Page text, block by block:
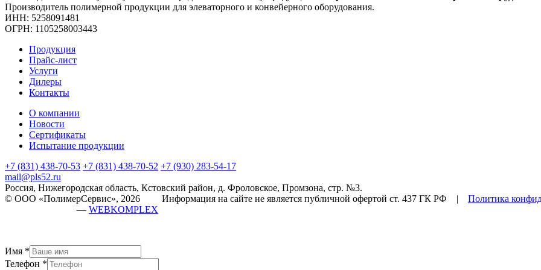
Производитель полимерной продукции для элеваторного и конвейерного оборудования.
ИНН: 5258091481
ОГРН: 1105258003443
Продукция
Прайс-лист
Услуги
Дилеры
Контакты
О компании
Новости
Сертификаты
Испытание продукции
+7 (831) 438-70-53 +7 (831) 438-70-52 +7 (930) 283-54-17
mail@pls52.ru
Россия, Нижегородская область, Кстовский район, д. Фроловское, Промзона, стр. №3.
© ООО «ПолимерСервис», 2026 Информация на сайте не является публичной офертой ст. 437 ГК РФ | Политика
— WEBKOMPLEX
Имя *
Телефон *